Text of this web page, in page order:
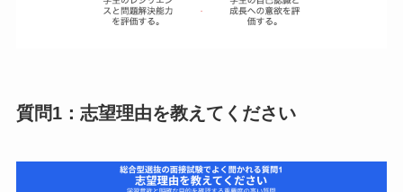
質問1：志望理由を教えてください